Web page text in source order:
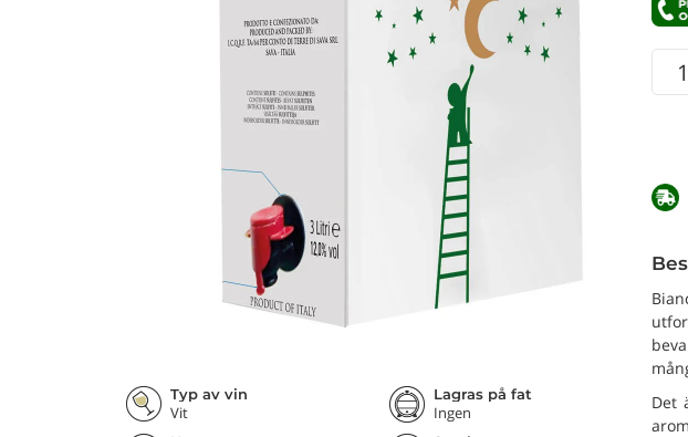
Typ av vin
Vit
Lagras på fat
Ingen
Det